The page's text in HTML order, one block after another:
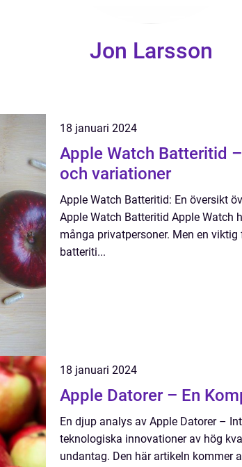
Jon Larsson
18 januari 2024
Apple Watch Batteritid
och variationer
Apple Watch Batteritid: En översikt
Apple Watch Batteritid Apple Watch
många privatpersoner. Men en
batteriti...
18 januari 2024
Apple Datorer – En
En djup analys av Apple Datorer –
teknologiska innovationer av hög
undantag. Den här artikeln kommer